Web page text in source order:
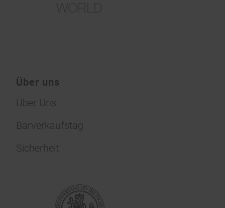
Über uns
Über Uns
Barverkaufstag
Sicherheit